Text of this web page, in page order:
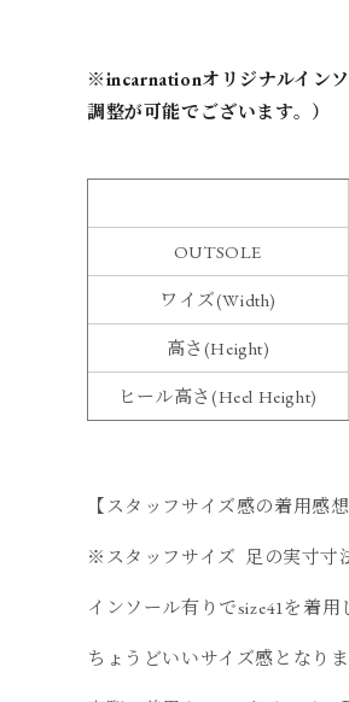
※incarnationオリジナルイン
調整が可能でございます。）
OUTSOLE
ワイズ(Width)
高さ(Height)
ヒール高さ(Heel Height)
【スタッフサイズ感の着用感想
※スタッフサイズ 足の実寸寸
インソール有りでsize41を着
ちょうどいいサイズ感となりま